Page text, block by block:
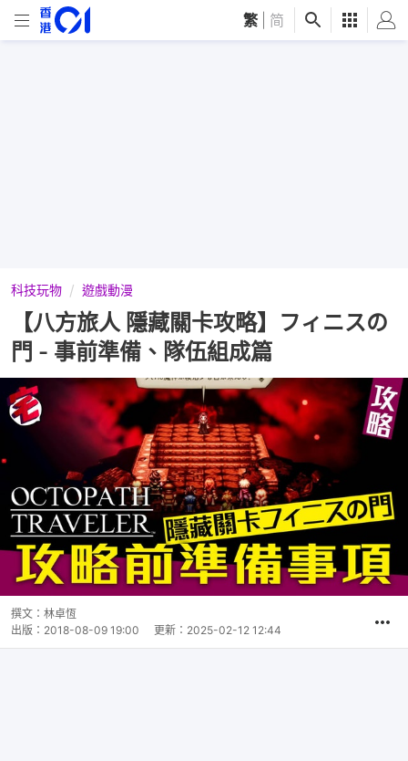
繁 简
科技玩物 遊戲動漫
【八方旅人 隱藏關卡攻略】フィニスの
門 - 事前準備、隊伍組成篇
撰文： 林卓恆
出版： 2018-08-09 19:00 更新： 2025-02-12 12:44